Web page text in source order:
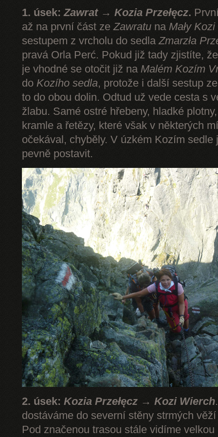
1. úsek:Zawrat → Kozia Przełęcz.
až na první část zeZawratu naMały Kozi
sestupem z vrcholu do sedlaZmarzła
pravá Orla Perć. Pokud již tady zjistíte,
je vhodné se otočit již na Malém Kozím
do Kozího sedla, protože i další sestup
to do obou dolin. Odtud už vede cesta s
žlabu. Samé ostré hřebeny, hladké
kramle a řetězy, které však v některých
očekával, chyběly. V úzkém Kozím sedle
pevně postavit.
2. úsek: Kozia Przełęcz → Kozi Wierch
dostáváme do severní stěny strmých
Pod značenou trasou stále vidíme